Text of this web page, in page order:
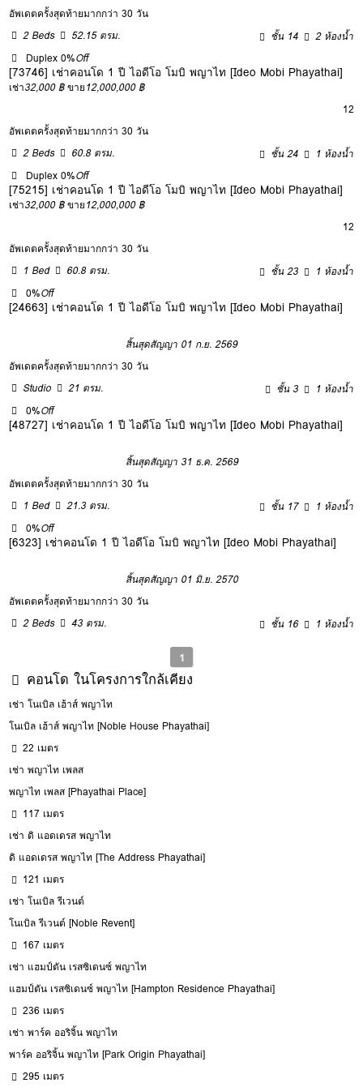
อัพเดตครั้งสุดท้ายมากกว่า 30 วัน
2 Beds
52.15 ตรม. ชั้น 14
2 ห้องน้ำ
Duplex 0%Off
[73746] เช่าคอนโด 1 ปี ไอดีโอ โมบิ พญาไท [Ideo Mobi Phayathai]
เช่า32,000 ฿ ขาย12,000,000 ฿
12
อัพเดตครั้งสุดท้ายมากกว่า 30 วัน
2 Beds
60.8 ตรม. ชั้น 24
1 ห้องน้ำ
Duplex 0%Off
[75215] เช่าคอนโด 1 ปี ไอดีโอ โมบิ พญาไท [Ideo Mobi Phayathai]
เช่า32,000 ฿ ขาย12,000,000 ฿
12
อัพเดตครั้งสุดท้ายมากกว่า 30 วัน
1 Bed
60.8 ตรม. ชั้น 23
1 ห้องน้ำ
0%Off
[24663] เช่าคอนโด 1 ปี ไอดีโอ โมบิ พญาไท [Ideo Mobi Phayathai]
สิ้นสุดสัญญา 01 ก.ย. 2569
อัพเดตครั้งสุดท้ายมากกว่า 30 วัน
Studio
21 ตรม. ชั้น 3
1 ห้องน้ำ
0%Off
[48727] เช่าคอนโด 1 ปี ไอดีโอ โมบิ พญาไท [Ideo Mobi Phayathai]
สิ้นสุดสัญญา 31 ธ.ค. 2569
อัพเดตครั้งสุดท้ายมากกว่า 30 วัน
1 Bed
21.3 ตรม. ชั้น 17
1 ห้องน้ำ
0%Off
[6323] เช่าคอนโด 1 ปี ไอดีโอ โมบิ พญาไท [Ideo Mobi Phayathai]
สิ้นสุดสัญญา 01 มิ.ย. 2570
อัพเดตครั้งสุดท้ายมากกว่า 30 วัน
2 Beds
43 ตรม. ชั้น 16 1 ห้องน้ำ
1
คอนโด ในโครงการใกล้เคียง
เช่า โนเบิล เฮ้าส์ พญาไท
โนเบิล เฮ้าส์ พญาไท [Noble House Phayathai]
22 เมตร
เช่า พญาไท เพลส
พญาไท เพลส [Phayathai Place]
117 เมตร
เช่า ดิ แอดเดรส พญาไท
ดิ แอดเดรส พญาไท [The Address Phayathai]
121 เมตร
เช่า โนเบิล รีเวนต์
โนเบิล รีเวนต์ [Noble Revent]
167 เมตร
เช่า แฮมป์ตัน เรสซิเดนซ์ พญาไท
แฮมป์ตัน เรสซิเดนซ์ พญาไท [Hampton Residence Phayathai]
236 เมตร
เช่า พาร์ค ออริจิ้น พญาไท
พาร์ค ออริจิ้น พญาไท [Park Origin Phayathai]
295 เมตร